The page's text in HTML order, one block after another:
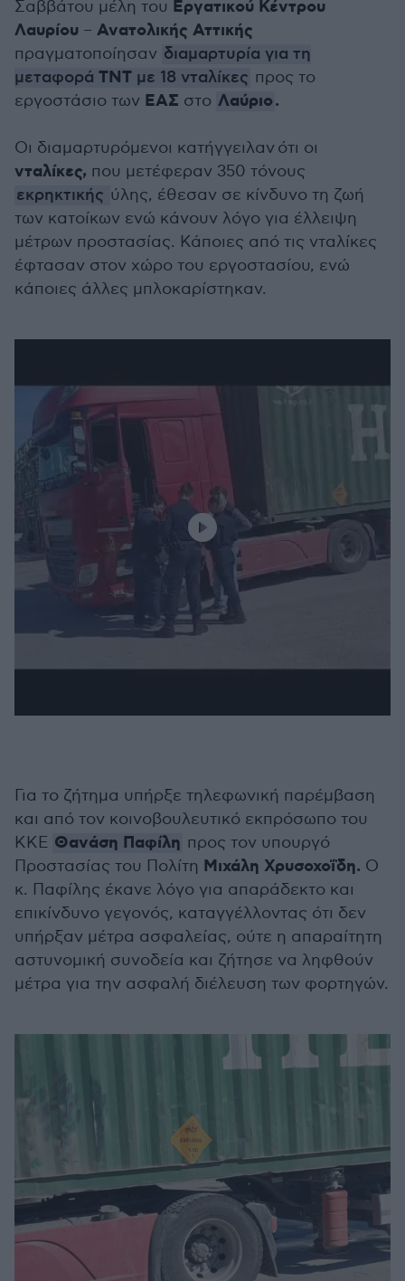
Σαββάτου μέλη του Εργατικού Κέντρου
Λαυρίου – Ανατολικής Αττικής
πραγματοποίησαν διαμαρτυρία για τη
μεταφορά ΤΝΤ με 18 νταλίκες προς το
εργοστάσιο των ΕΑΣ στο Λαύριο.
Οι διαμαρτυρόμενοι κατήγγειλαν ότι οι
νταλίκες, που μετέφεραν 350 τόνους
εκρηκτικής ύλης, έθεσαν σε κίνδυνο τη ζωή
των κατοίκων ενώ κάνουν λόγο για έλλειψη
μέτρων προστασίας. Κάποιες από τις νταλίκες
έφτασαν στον χώρο του εργοστασίου, ενώ
κάποιες άλλες μπλοκαρίστηκαν.
Για το ζήτημα υπήρξε τηλεφωνική παρέμβαση
και από τον κοινοβουλευτικό εκπρόσωπο του
ΚΚΕ Θανάση Παφίλη προς τον υπουργό
Προστασίας του Πολίτη Μιχάλη Χρυσοχοΐδη. Ο
κ. Παφίλης έκανε λόγο για απαράδεκτο και
επικίνδυνο γεγονός, καταγγέλλοντας ότι δεν
υπήρξαν μέτρα ασφαλείας, ούτε η απαραίτητη
αστυνομική συνοδεία και ζήτησε να ληφθούν
μέτρα για την ασφαλή διέλευση των φορτηγών.